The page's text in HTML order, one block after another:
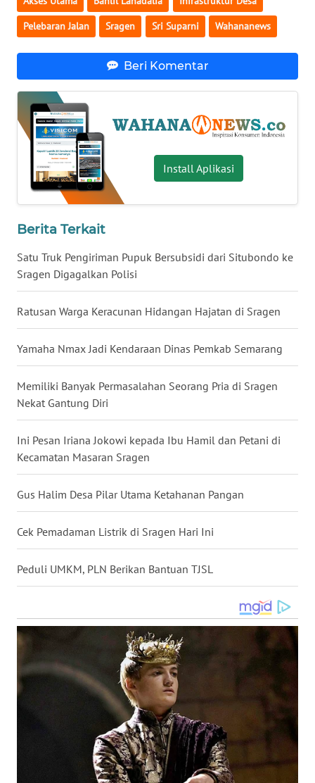
Pelebaran Jalan Sragen Sri Suparni Wahananews
Beri Komentar
Install Aplikasi
Berita Terkait
Satu Truk Pengiriman Pupuk Bersubsidi dari Situbondo ke
Sragen Digagalkan Polisi
Ratusan Warga Keracunan Hidangan Hajatan di Sragen
Yamaha Nmax Jadi Kendaraan Dinas Pemkab Semarang
Memiliki Banyak Permasalahan Seorang Pria di Sragen
Nekat Gantung Diri
Ini Pesan Iriana Jokowi kepada Ibu Hamil dan Petani di
Kecamatan Masaran Sragen
Gus Halim Desa Pilar Utama Ketahanan Pangan
Cek Pemadaman Listrik di Sragen Hari Ini
Peduli UMKM, PLN Berikan Bantuan TJSL
WN
BABEL
WN
SUMSEL
WN
BENGKULU
WN
WN
JATENG
WN
NUSANTARA
WN
JOGJA
WN
WN
KALTARA